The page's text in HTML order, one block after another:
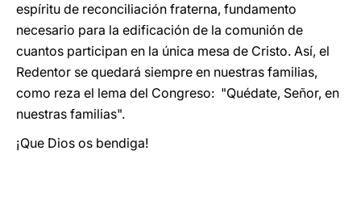
espíritu de reconciliación fraterna, fundamento
necesario para la edificación de la comunión de
cuantos participan en la única mesa de Cristo. Así, el
Redentor se quedará siempre en nuestras familias,
como reza el lema del Congreso: "Quédate, Señor, en
nuestras familias".
¡Que Dios os bendiga!